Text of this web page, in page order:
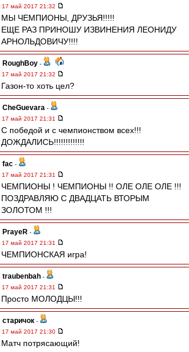
17 май 2017 21:32
МЫ ЧЕМПИОНЫ, ДРУЗЬЯ!!!!!
ЕЩЕ РАЗ ПРИНОШУ ИЗВИНЕНИЯ ЛЕОНИДУ
АРНОЛЬДОВИЧУ!!!!
RoughBoy -
17 май 2017 21:32
Газон-то хоть цел?
CheGuevara -
17 май 2017 21:31
С победой и с чемпионством всех!!!
ДОЖДАЛИСЬ!!!!!!!!!!!!!
fac -
17 май 2017 21:31
ЧЕМПИОНЫ ! ЧЕМПИОНЫ !! ОЛЕ ОЛЕ ОЛЕ !!!
ПОЗДРАВЛЯЮ С ДВАДЦАТЬ ВТОРЫМ
ЗОЛОТОМ !!!
PrayeR -
17 май 2017 21:31
ЧЕМПИОНСКАЯ игра!
traubenbah -
17 май 2017 21:31
Просто МОЛОДЦЫ!!!
старичок -
17 май 2017 21:30
Матч потрясающий!